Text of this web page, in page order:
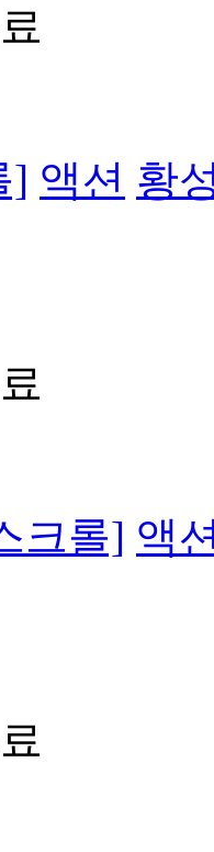
] 액션 황
크롤] 액